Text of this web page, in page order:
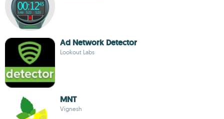
Ad Network Detector
Lookout Labs
MNT
Vignesh